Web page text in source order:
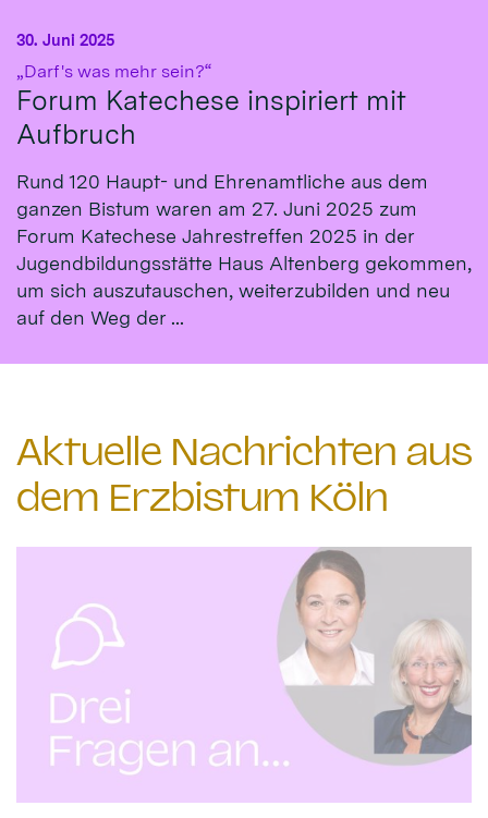
„Darf's was mehr sein?“
Forum Katechese inspiriert mit
Aufbruch
30. Juni 2025
Rund 120 Haupt- und Ehrenamtliche aus dem
ganzen Bistum waren am 27. Juni 2025 zum
Forum Katechese Jahrestreffen 2025 in der
Jugendbildungsstätte Haus Altenberg gekommen,
um sich auszutauschen, weiterzubilden und neu
auf den Weg der ...
Aktuelle Nachrichten aus
dem Erzbistum Köln